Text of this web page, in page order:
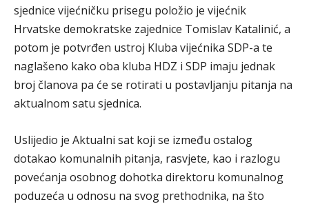
sjednice vijećničku prisegu položio je vijećnik
Hrvatske demokratske zajednice Tomislav Katalinić, a
potom je potvrđen ustroj Kluba vijećnika SDP-a te
naglašeno kako oba kluba HDZ i SDP imaju jednak
broj članova pa će se rotirati u postavljanju pitanja na
aktualnom satu sjednica.
Uslijedio je Aktualni sat koji se između ostalog
dotakao komunalnih pitanja, rasvjete, kao i razlogu
povećanja osobnog dohotka direktoru komunalnog
poduzeća u odnosu na svog prethodnika, na što